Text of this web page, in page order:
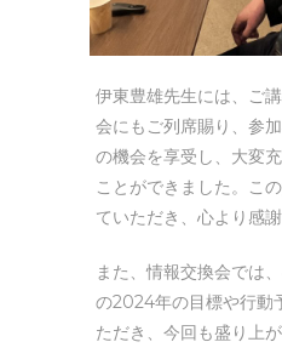
伊東豊雄先生には、ご
会にもご列席賜り、参
の機会を享受し、大変
ことができました。こ
ていただき、心より感謝
また、情報交換会では
の2024年の目標や行動
ただき、今回も盛り上が